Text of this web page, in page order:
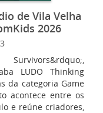
de Vila Velha
2026
LUDO Thinking
da categoria Game
acontece entre os
e reúne criadores,